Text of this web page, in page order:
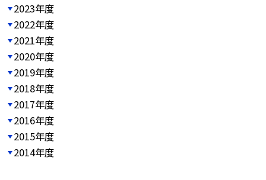
2023年度
2022年度
2021年度
2020年度
2019年度
2018年度
2017年度
2016年度
2015年度
2014年度